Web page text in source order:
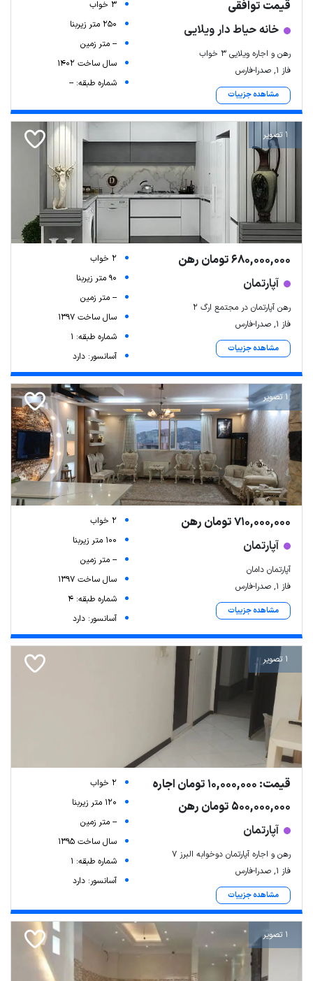
قیمت توافقی
خانه حیاط دار ویلایی
رهن و اجاره ویلایی 3 خواب
فاز ۱, صدرا-فارس
مشاهده جزییات
3 خواب
250 متر زیربنا
-- متر زمین
سال ساخت 1402
شماره طبقه: --
1 تصویر
680,000,000 تومان رهن
آپارتمان
رهن آپارتمان در مجتمع ارگ ۲
فاز ۱, صدرا-فارس
مشاهده جزییات
2 خواب
90 متر زیربنا
-- متر زمین
سال ساخت 1397
شماره طبقه: 1
آسانسور: دارد
1 تصویر
710,000,000 تومان رهن
آپارتمان
آپارتمان دامان
فاز ۱, صدرا-فارس
مشاهده جزییات
2 خواب
100 متر زیربنا
-- متر زمین
سال ساخت 1397
شماره طبقه: 4
آسانسور: دارد
1 تصویر
قیمت: 10,000,000 تومان اجاره
500,000,000 تومان رهن
آپارتمان
رهن و اجاره آپارتمان دوخوابه البرز 7
فاز ۱, صدرا-فارس
مشاهده جزییات
2 خواب
120 متر زیربنا
-- متر زمین
سال ساخت 1395
شماره طبقه: 1
آسانسور: دارد
1 تصویر